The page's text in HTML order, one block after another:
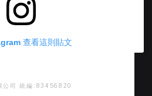
查看這則貼文
公司 統編:83456820